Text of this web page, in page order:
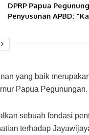
DPRP Papua
Penyusunan APBD:
yang baik
Papua Pegunungan.
sebuah fondasi
terhadap